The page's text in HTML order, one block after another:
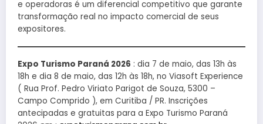
e operadoras é um diferencial competitivo que garante
transformação real no impacto comercial de seus
expositores.
Expo Turismo Paraná 2026 : dia 7 de maio, das 13h às
18h e dia 8 de maio, das 12h às 18h, no Viasoft Experience
( Rua Prof. Pedro Viriato Parigot de Souza, 5300 –
Campo Comprido ), em Curitiba / PR. Inscrições
antecipadas e gratuitas para a Expo Turismo Paraná